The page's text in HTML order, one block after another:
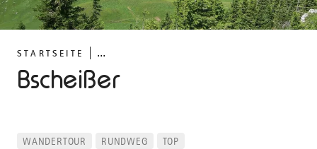
STARTSEITE ...
Bscheißer
WANDERTOUR RUNDWEG TOP